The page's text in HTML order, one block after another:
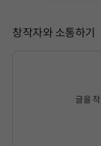
창작자와 소통하기
글을